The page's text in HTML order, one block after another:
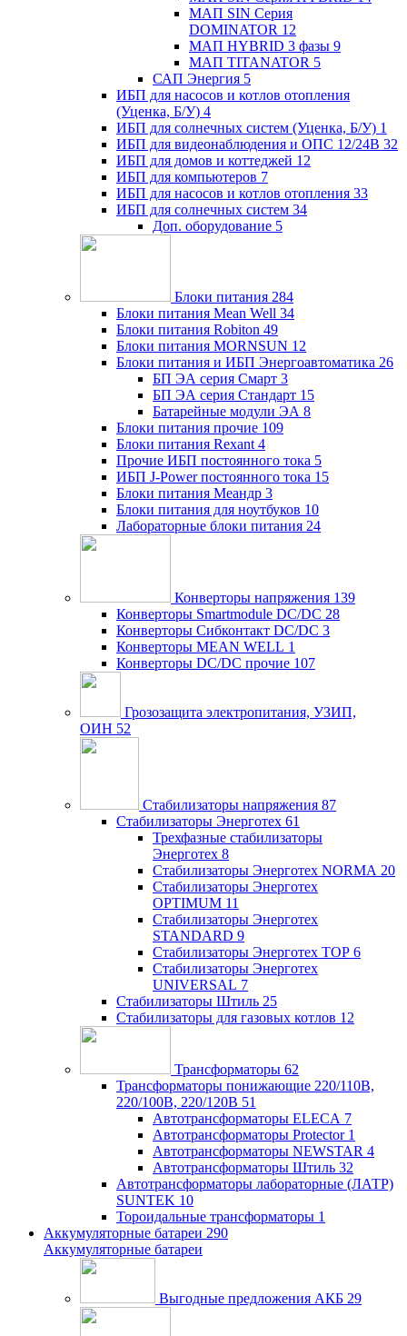
МАП SIN Серия
DOMINATOR 12
МАП HYBRID 3 фазы 9
МАП TITANATOR 5
САП Энергия 5
ИБП для насосов и котлов отопления
(Уценка, Б/У) 4
ИБП для солнечных систем (Уценка, Б/У) 1
ИБП для видеонаблюдения и ОПС 12/24В 32
ИБП для домов и коттеджей 12
ИБП для компьютеров 7
ИБП для насосов и котлов отопления 33
ИБП для солнечных систем 34
Доп. оборудование 5
Блоки питания 284
Блоки питания Mean Well 34
Блоки питания Robiton 49
Блоки питания MORNSUN 12
Блоки питания и ИБП Энергоавтоматика 26
БП ЭА серия Смарт 3
БП ЭА серия Стандарт 15
Батарейные модули ЭА 8
Блоки питания прочие 109
Блоки питания Rexant 4
Прочие ИБП постоянного тока 5
ИБП J-Power постоянного тока 15
Блоки питания Меандр 3
Блоки питания для ноутбуков 10
Лабораторные блоки питания 24
Конверторы напряжения 139
Конверторы Smartmodule DC/DC 28
Конверторы Сибконтакт DC/DC 3
Конверторы MEAN WELL 1
Конверторы DC/DC прочие 107
Грозозащита электропитания, УЗИП,
ОИН 52
Стабилизаторы напряжения 87
Стабилизаторы Энерготех 61
Трехфазные стабилизаторы
Энерготех 8
Стабилизаторы Энерготех NORMA 20
Стабилизаторы Энерготех
OPTIMUM 11
Стабилизаторы Энерготех
STANDARD 9
Стабилизаторы Энерготех TOP 6
Стабилизаторы Энерготех
UNIVERSAL 7
Стабилизаторы Штиль 25
Стабилизаторы для газовых котлов 12
Трансформаторы 62
Трансформаторы понижающие 220/110В,
220/100В, 220/120В 51
Автотрансформаторы ELECA 7
Автотрансформаторы Protector 1
Автотрансформаторы NEWSTAR 4
Автотрансформаторы Штиль 32
Автотрансформаторы лабораторные (ЛАТР)
SUNTEK 10
Тороидальные трансформаторы 1
Аккумуляторные батареи 290
Аккумуляторные батареи
Выгодные предложения АКБ 29